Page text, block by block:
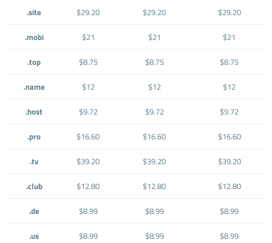
.site $29.20 $29.20 $29.20
.mobi $21 $21 $21
.top $8.75 $8.75 $8.75
.name $12 $12 $12
.host $9.72 $9.72 $9.72
.pro $16.60 $16.60 $16.60
.tv $39.20 $39.20 $39.20
.club $12.80 $12.80 $12.80
.de $8.99 $8.99 $8.99
.us $8.99 $8.99 $8.99